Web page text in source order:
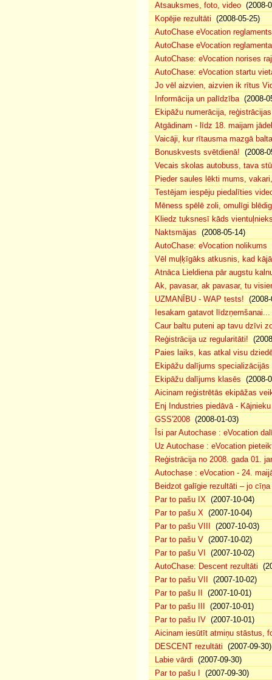
Atsauksmes, foto, video (2008-
Kopējie rezultāti (2008-05-25)
AutoChase eVocation reglaments
AutoChase eVocation
AutoChase: eVocation norises
AutoChase: eVocation startu
Jo vēl aizvien, aizvien ik rītus
Informācija un palīdzība(2008-
Ekipāžu numerācija,
Atgādinam - līdz 18. maijam
Vaicāji, kur rītausma mazgā
Bonuskvests svētdienā! (2008-
Vecais skolas autobuss, tava
Pieder saules lēkti mums,
Testējam iespēju piedalīties
Mēness spēlē zoli, omulīgi
Kliedz tuksnesī kāds
Naktsmājas (2008-05-14)
AutoChase: eVocation nolikums
Vēl muļķīgāks atkusnis, kad
Atnāca Lieldiena pār augstu
Ak, pavasar, ak pavasar, tu
UZMANĪBU - WAP tests!
Iesakam gatavot līdzņemšanai...
Caur baltu puteni ap tavu dzīvi
Reģistrācija uz regularitāti!
Paies laiks, kas atkal visu
Ekipāžu dalījums specializācijās
Ekipāžu dalījums klasēs (2008-
Aicinam reģistrētās ekipāžas
Enj Industries piedāvā -
GSS'2008 (2008-01-03)
Īsi par Autochase : eVocation
Uz Autochase : eVocation
Reģistrācija no 2008. gada 01.
Autochase : eVocation - 24.
Beidzot galīgie rezultāti – jo
Par to pašu IX (2007-10-04)
Par to pašu X (2007-10-04)
Par to pašu VIII
(2007-10-03)
Par to pašu V (2007-10-02)
Par to pašu VI
(2007-10-02)
AutoChase: Descent rezultāti
Par to pašu VII
(2007-10-02)
Par to pašu II
(2007-10-01)
Par to pašu III
(2007-10-01)
Par to pašu IV (2007-10-01)
Aicinam iesūtīt atmiņu stāstus,
DESCENT rezultāti (2007-09-30)
Labie vārdi (2007-09-30)
Par to pašu I
(2007-09-30)